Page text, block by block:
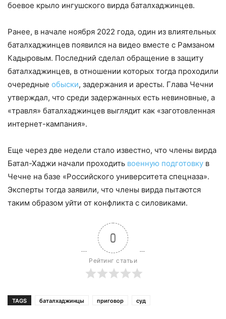
боевое крыло ингушского вирда баталхаджинцев.
Ранее, в начале ноября 2022 года, один из влиятельных
баталхаджинцев появился на видео вместе с Рамзаном
Кадыровым. Последний сделал обращение в защиту
баталхаджинцев, в отношении которых тогда проходили
очередные обыски, задержания и аресты. Глава Чечни
утверждал, что среди задержанных есть невиновные, а
«травля» баталхаджинцев выглядит как «заготовленная
интернет-кампания».
Еще через две недели стало известно, что члены вирда
Батал-Хаджи начали проходить военную подготовку в
Чечне на базе «Российского университета спецназа».
Эксперты тогда заявили, что члены вирда пытаются
таким образом уйти от конфликта с силовиками.
0
Рейтинг статьи
TAGS баталхаджинцы приговор суд